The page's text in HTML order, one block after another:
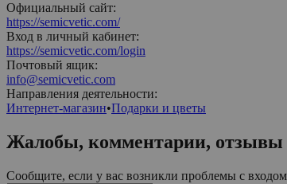
Официальный сайт:
https://semicvetic.com/
Вход в личный кабинет:
https://semicvetic.com/login
Почтовый ящик:
info@semicvetic.com
Направления деятельности:
Интернет-магазин•Подарки и цветы
Жалобы, комментарии, отзывы
Сообщите, если у вас возникли проблемы с